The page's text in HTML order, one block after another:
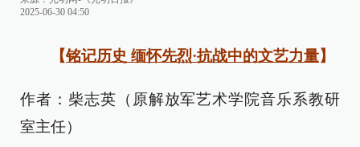
2025-06-30 04:50
【铭记历史 缅怀先烈·抗战中的文艺力量】
作者：柴志英（原解放军艺术学院音乐系教研
室主任）